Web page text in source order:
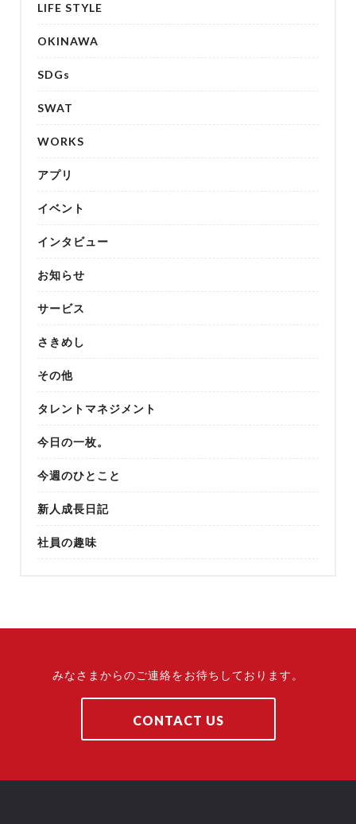
LIFE STYLE
OKINAWA
SDGs
SWAT
WORKS
アプリ
イベント
インタビュー
お知らせ
サービス
さきめし
その他
タレントマネジメント
今日の一枚。
今週のひとこと
新人成長日記
社員の趣味
みなさまからのご連絡をお待ちしております。
CONTACT US